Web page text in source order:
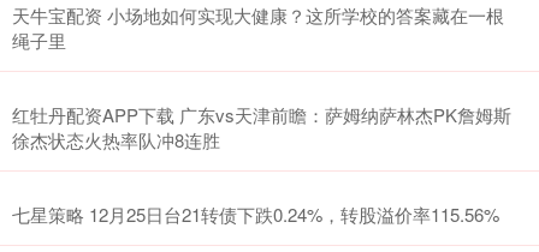
天牛宝配资 小场地如何实现大健康？这所学校的答案藏在一根
绳子里
红牡丹配资APP下载 广东vs天津前瞻：萨姆纳萨林杰PK詹姆斯
徐杰状态火热率队冲8连胜
七星策略 12月25日台21转债下跌0.24%，转股溢价率115.56%